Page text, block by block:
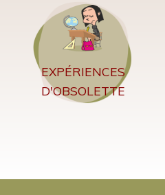
EXPÉRIENCES
D'OBSOLETTE